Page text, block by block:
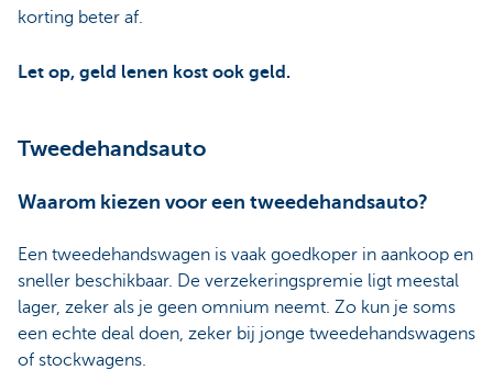
korting beter af.
Let op, geld lenen kost ook geld.
Tweedehandsauto
Waarom kiezen voor een tweedehandsauto?
Een tweedehandswagen is vaak goedkoper in aankoop en
sneller beschikbaar. De verzekeringspremie ligt meestal
lager, zeker als je geen omnium neemt. Zo kun je soms
een echte deal doen, zeker bij jonge tweedehandswagens
of stockwagens.